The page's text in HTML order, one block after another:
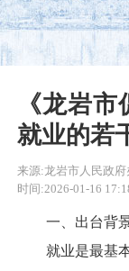
《龙岩
就业的若
来源:龙岩市人民政府
时间:2026-01-16
一、出台背
就业是最基本